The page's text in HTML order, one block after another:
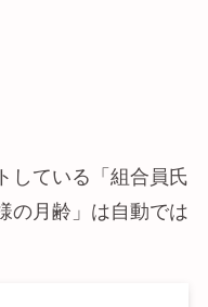
している「組合員氏
の月齢」は自動では